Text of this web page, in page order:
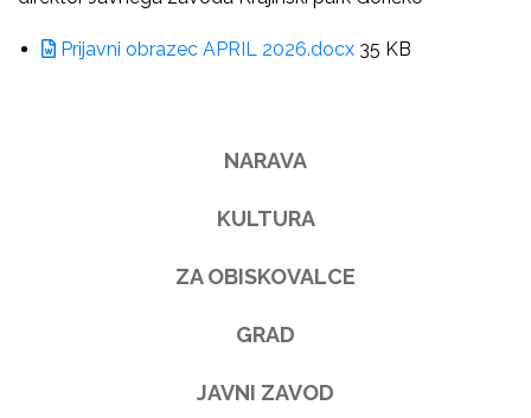
Prijavni obrazec APRIL 2026.docx 35 KB
NARAVA
KULTURA
ZA OBISKOVALCE
GRAD
JAVNI ZAVOD